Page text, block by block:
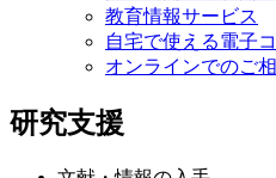
教育情報サービス
自宅で使える電子
オンラインでのご
研究支援